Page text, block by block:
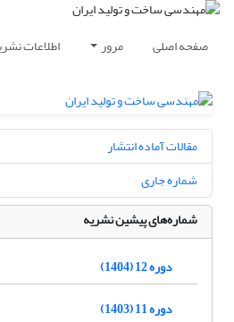
صفحه اصلی مرور اطلاعات
مقالات آماده انتشار
شماره جاری
شماره‌های پیشین نشریه
دوره 12 (1404)
دوره 11 (1403)